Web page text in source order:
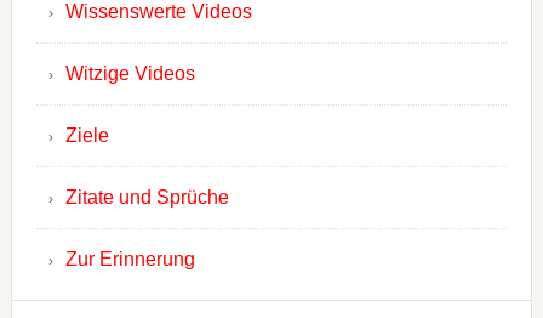
Wissenswerte Videos
Witzige Videos
Ziele
Zitate und Sprüche
Zur Erinnerung